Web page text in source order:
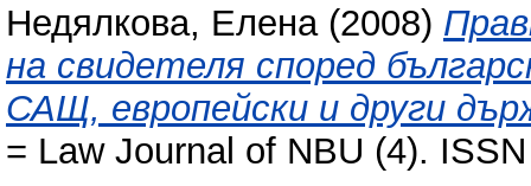
Недялкова, Елена(2008)
на свидетеля според
САЩ, европейски и други
= Law Journal of NBU (4).